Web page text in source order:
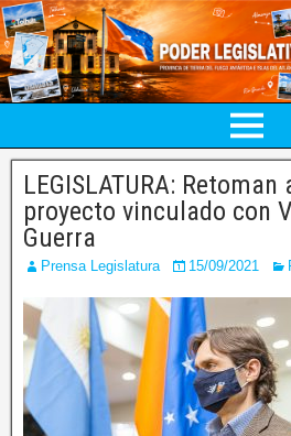
LEGISLATURA: Retoman
proyecto vinculado con
Guerra
Prensa Legislatura 15/09/2021